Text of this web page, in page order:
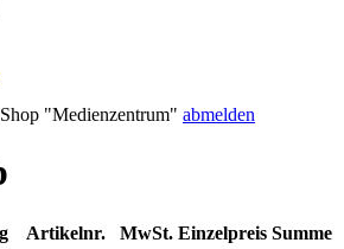
"Medienzentrum" abmelden
Artikelnr. MwSt. Einzelpreis Summe